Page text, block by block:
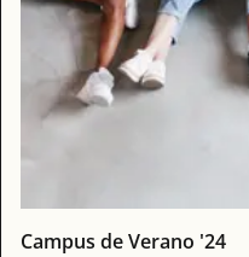
Campus de Verano '24